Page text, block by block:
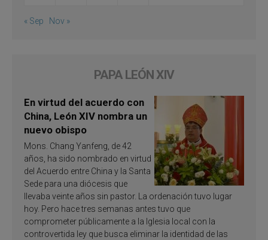
« Sep Nov »
PAPA LEÓN XIV
En virtud del acuerdo con
China, León XIV nombra un
nuevo obispo
Mons. Chang Yanfeng, de 42
años, ha sido nombrado en virtud
del Acuerdo entre China y la Santa
Sede para una diócesis que
llevaba veinte años sin pastor. La ordenación tuvo lugar
hoy. Pero hace tres semanas antes tuvo que
comprometer públicamente a la Iglesia local con la
controvertida ley que busca eliminar la identidad de las